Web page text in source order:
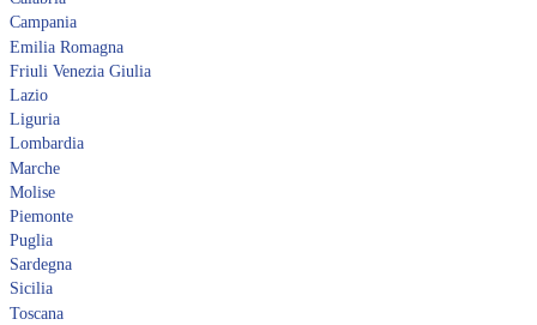
Campania
Emilia Romagna
Friuli Venezia Giulia
Lazio
Liguria
Lombardia
Marche
Molise
Piemonte
Puglia
Sardegna
Sicilia
Toscana